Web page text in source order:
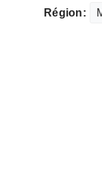
Région: